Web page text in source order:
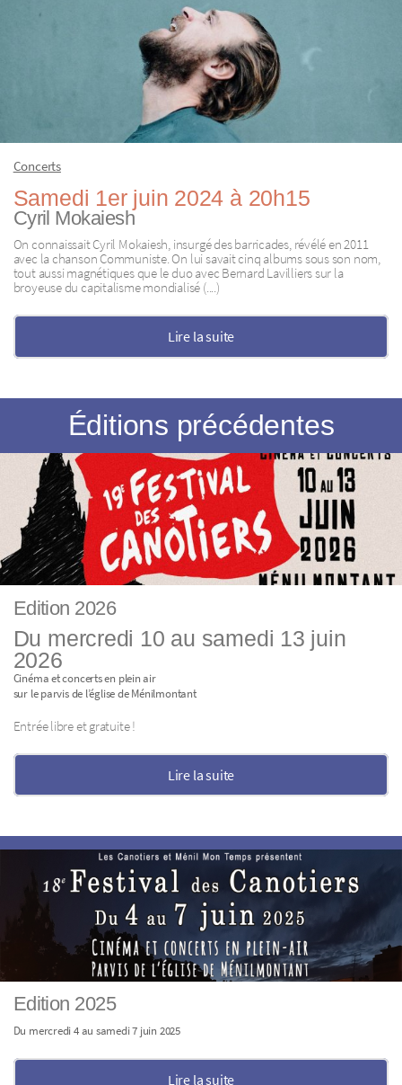
Concerts
Samedi 1er juin 2024 à 20h15
Cyril Mokaiesh
On connaissait Cyril Mokaiesh, insurgé des barricades, révélé en 2011
avec la chanson Communiste. On lui savait cinq albums sous son nom,
tout aussi magnétiques que le duo avec Bernard Lavilliers sur la
broyeuse du capitalisme mondialisé (....)
Lire la suite
Éditions précédentes
Edition 2026
Du mercredi 10 au samedi 13 juin
2026
Cinéma et concerts en plein air
sur le parvis de l’église de Ménilmontant
Entrée libre et gratuite !
Lire la suite
Edition 2025
Du mercredi 4 au samedi 7 juin 2025
Lire la suite